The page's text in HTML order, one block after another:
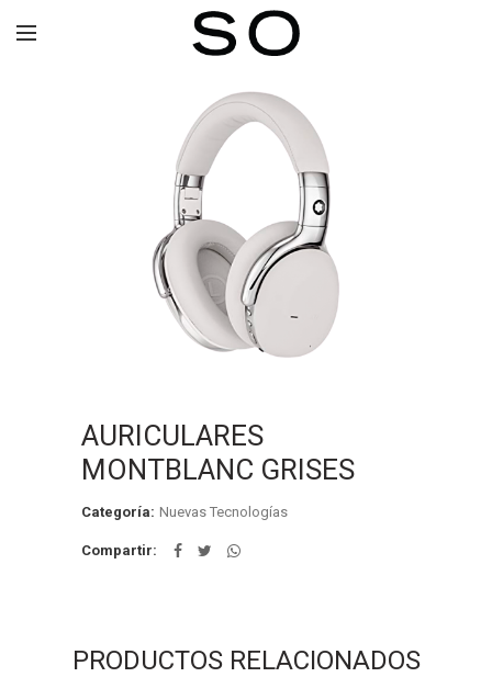
AURICULARES
MONTBLANC GRISES
Categoría: Nuevas Tecnologías
Compartir
PRODUCTOS RELACIONADOS